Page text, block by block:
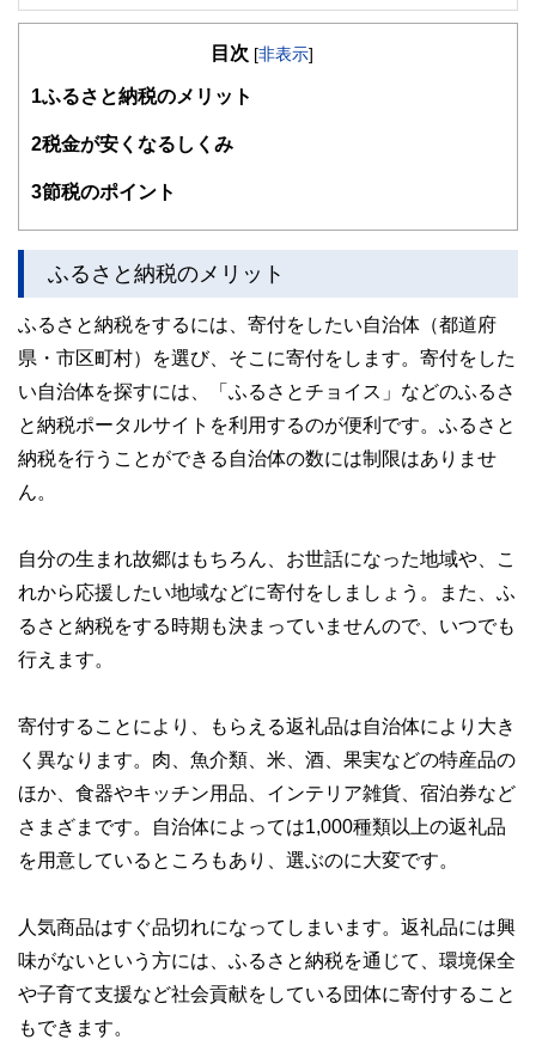
ライフプラン・キャッシュフロー分析に基づいた家計相談を
が多い。教育資金、住宅購入、年金、資産運用、保険、離婚
ている。教育資金をテーマにした講演は延べ800校以上の高
また、保険や介護のお金に詳しいファイナンシャル・プラン
る。共著に「これで安心！入院・介護のお金」（技術評論
社）がある。
目次 [非表示]
1ふるさと納税のメリット
2税金が安くなるしくみ
3節税のポイント
ふるさと納税のメリット
ふるさと納税をするには、寄付をしたい自治体（都道府
県・市区町村）を選び、そこに寄付をします。寄付をした
い自治体を探すには、「ふるさとチョイス」などのふるさ
と納税ポータルサイトを利用するのが便利です。ふるさと
納税を行うことができる自治体の数には制限はありませ
ん。
自分の生まれ故郷はもちろん、お世話になった地域や、こ
れから応援したい地域などに寄付をしましょう。また、ふ
るさと納税をする時期も決まっていませんので、いつでも
行えます。
寄付することにより、もらえる返礼品は自治体により大き
く異なります。肉、魚介類、米、酒、果実などの特産品の
ほか、食器やキッチン用品、インテリア雑貨、宿泊券など
さまざまです。自治体によっては1,000種類以上の返礼品
を用意しているところもあり、選ぶのに大変です。
人気商品はすぐ品切れになってしまいます。返礼品には興
味がないという方には、ふるさと納税を通じて、環境保全
や子育て支援など社会貢献をしている団体に寄付すること
もできます。